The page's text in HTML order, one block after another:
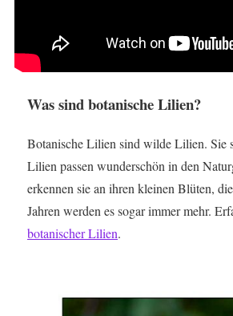
Was sind botanische Lilien?
Botanische Lilien sind wilde Lilien. Sie
Lilien passen wunderschön in den
erkennen sie an ihren kleinen Blüten,
Jahren werden es sogar immer mehr.
botanischer Lilien.